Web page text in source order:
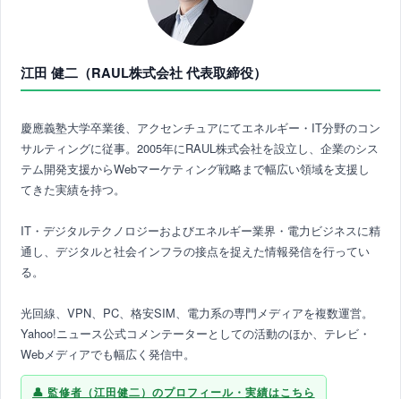
江田 健二（RAUL株式会社 代表取締役）
慶應義塾大学卒業後、アクセンチュアにてエネルギー・IT分野のコン
サルティングに従事。2005年にRAUL株式会社を設立し、企業のシス
テム開発支援からWebマーケティング戦略まで幅広い領域を支援し
てきた実績を持つ。
IT・デジタルテクノロジーおよびエネルギー業界・電力ビジネスに精
通し、デジタルと社会インフラの接点を捉えた情報発信を行ってい
る。
光回線、VPN、PC、格安SIM、電力系の専門メディアを複数運営。
Yahoo!ニュース公式コメンテーターとしての活動のほか、テレビ・
Webメディアでも幅広く発信中。
監修者（江田健二）のプロフィール・実績はこちら